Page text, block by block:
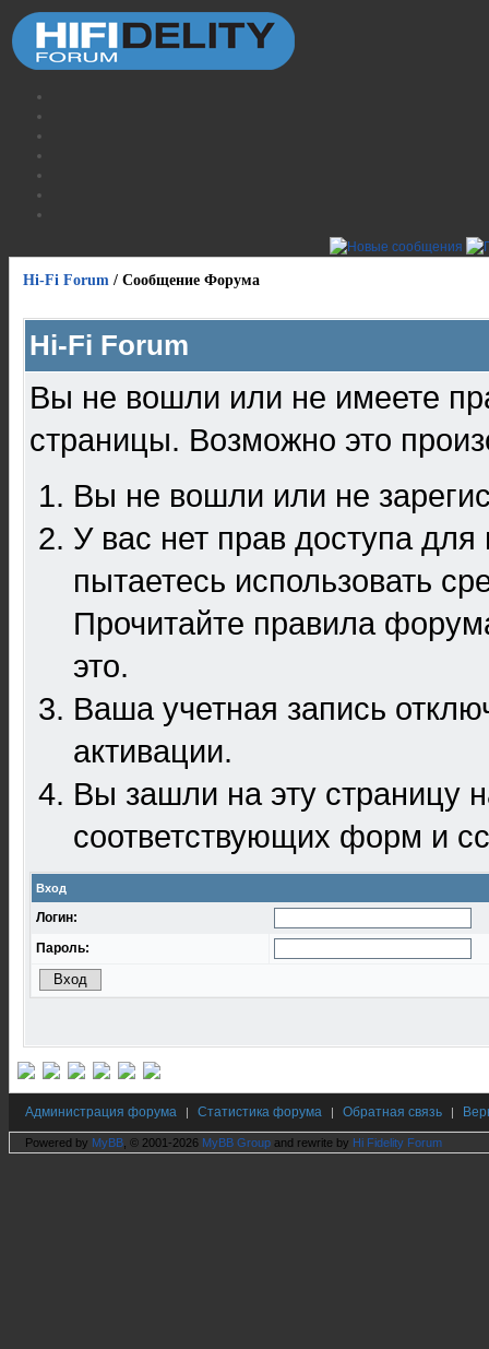
Hi-Fi Forum / Сообщение Форума
Hi-Fi Forum
Вы не вошли или не имеете
страницы. Возможно это
Вы не вошли или не
У вас нет прав доступа
пытаетесь использовать
Прочитайте правила
это.
Ваша учетная запись
активации.
Вы зашли на эту
соответствующих форм и
Вход
Логин:
Пароль:
Администрация форума | Статистика форума | Обратная связь |
Powered by MyBB , © 2001-2026 MyBB Group and rewrite by Hi Fidelity Forum